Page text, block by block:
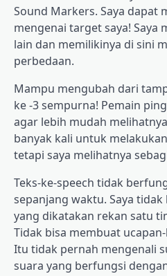
Sound Markers. Saya dapat
mengenai target saya! Saya
lain dan memilikinya di sini
perbedaan.
Mampu mengubah dari
ke -3 sempurna! Pemain
agar lebih mudah
banyak kali untuk
tetapi saya melihatnya
Teks-ke-speech tidak
sepanjang waktu. Saya
yang dikatakan rekan satu
Tidak bisa membuat
Itu tidak pernah mengenali
suara yang berfungsi